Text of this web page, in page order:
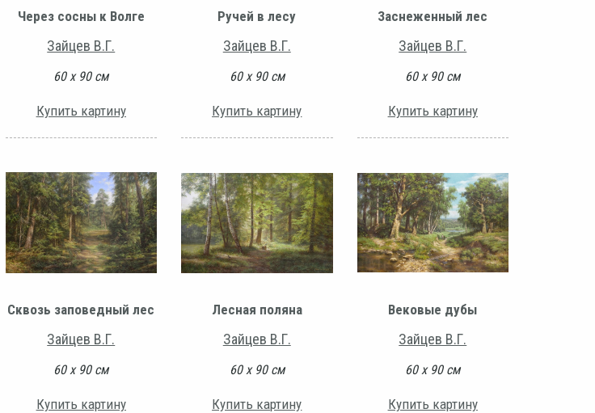
Через сосны к Волге
Зайцев В.Г.
60 х 90 см
Купить картину
Ручей в лесу
Зайцев В.Г.
60 х 90 см
Купить картину
Заснеженный лес
Зайцев В.Г.
60 х 90 см
Купить картину
Сквозь заповедный лес
Зайцев В.Г.
60 х 90 см
Купить картину
Лесная поляна
Зайцев В.Г.
60 х 90 см
Купить картину
Вековые дубы
Зайцев В.Г.
60 х 90 см
Купить картину